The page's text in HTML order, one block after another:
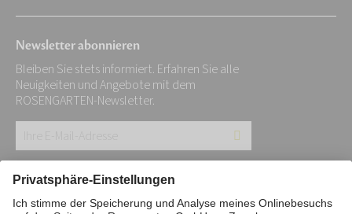
Newsletter abonnieren
Bleiben Sie stets informiert. Erfahren Sie alle
Neuigkeiten und Angebote mit dem
ROSENGARTEN-Newsletter.
E-
Mail-
Adresse:
Impressum Datenschutz Stiftung